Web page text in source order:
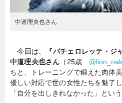
中道理央也さん
今回は、
『バチェロレッテ・ジ
中道理央也さん （25歳
ちと、トレーニングで鍛えた肉体
優しい対応で世の女性たちを魅了
「自分を出しきれなかった」と